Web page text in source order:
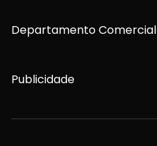
Departamento Comercial
Publicidade